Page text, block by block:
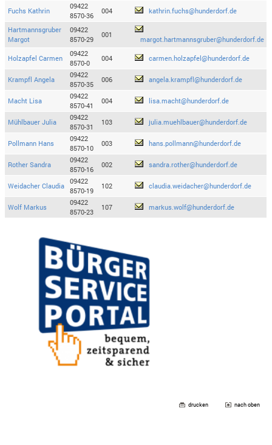
Fuchs Kathrin
09422
8570-36
004 kathrin.fuchs@hunderdorf.de
Hartmannsgruber
Margot
09422
8570-29
001
margot.hartmannsgruber@hunderdorf.de
Holzapfel Carmen
09422
8570-0
004 carmen.holzapfel@hunderdorf.de
Krampfl Angela
09422
8570-35
006 angela.krampfl@hunderdorf.de
Macht Lisa
09422
8570-41
004 lisa.macht@hunderdorf.de
Mühlbauer Julia
09422
8570-31
103 julia.muehlbauer@hunderdorf.de
Pollmann Hans
09422
8570-10
003 hans.pollmann@hunderdorf.de
Rother Sandra
09422
8570-16
002 sandra.rother@hunderdorf.de
Weidacher Claudia
09422
8570-19
102 claudia.weidacher@hunderdorf.de
Wolf Markus
09422
8570-23
107 markus.wolf@hunderdorf.de
drucken nach oben